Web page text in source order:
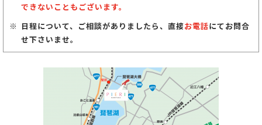
できないこともございます。
日程について、ご相談がありましたら、直接お電話にてお問合
せ下さいませ。